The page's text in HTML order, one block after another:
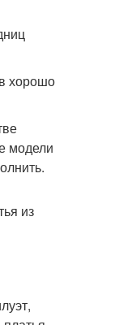
хорошо
модели
из